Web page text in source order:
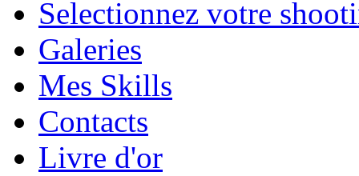
Selectionnez votre
Galeries
Mes Skills
Contacts
Livre d'or